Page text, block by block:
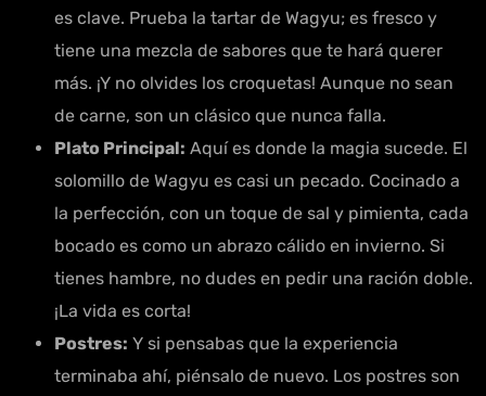
es clave. Prueba la tartar de Wagyu; es fresco y
tiene una mezcla de sabores que te hará querer
más. ¡Y no olvides los croquetas! Aunque no sean
de carne, son un clásico que nunca falla.
Plato Principal: Aquí es donde la magia sucede. El
solomillo de Wagyu es casi un pecado. Cocinado a
la perfección, con un toque de sal y pimienta, cada
bocado es como un abrazo cálido en invierno. Si
tienes hambre, no dudes en pedir una ración doble.
¡La vida es corta!
Postres: Y si pensabas que la experiencia
terminaba ahí, piénsalo de nuevo. Los postres son